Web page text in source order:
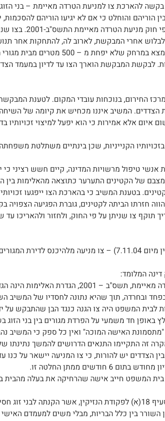
024016/04 י.א. נ' י.א. (לא פורסם, החלטה מיום 1.3.2005) – בקשה להארכת צו למניעת הטרדה מאיימת –
הוריהם והוחלט כי אם לא יגיעו הוריהם להסכמות,
הקטינים מהבית. במקביל, כנגד המשיב ניתן צו למניעת
אחרי המבקשת, לארוב לה, להתחקות אחר
ומעשיה או לפגוע בפרטיותה בכל דרך אחרת; ליצור קשר עם המבקשת; להימצא במרחק
לבקשת המבקשת הוארך הצו עד לדיון במעמד
החירום, בנוכחות עובדי המקום. לטענת
הצדדים. המשיב איננו מכחיש את קיומה של
אלא אמירות כי הוא יפעל למיצוי זכויותיו
הקנייניות, שכן בינתיים משתלטת
טיפול מרשויות המדינה, קיים חשש רציני
של הקטינים התערער כתוצאה מהאלימות בין
בטענת המשיב כי בהארכת הצו ייפגעו
חזרתו הביתה לקטינים, גוברת הפגיעה הצפויה
להאריך תוקף צו שניתן על פי החוק, ולחזור ולהאריכו
תמ"ש (כ"ס) 2141/03 בש"א 248/03 פלונית נ' פלוני (לא פורסם – פסק דין מיום 7.11.04) – צו מניעה
המלומד:
על פי החוק למניעת אלימות במשפחה תשנ"א – 1991 והחוק למניעת הטרדה מאיימת, תשס"ב – 2001, הגדרת
ובחרדה, תוך שהיא נתונה לחסדיו של המשיב
המשפט היה צו הגנה כנגד הבן שהתבקש על
חד משמעי על הפרדת מגורים בין בני הזוג
האישה המוכה" ואין כל ספק כי המשיב
זה התקיימו התנאים הדרושים להמשך נתינתו
הצדדים יש להורות, כי צו המניעה יישאר על כנו
ממתן החלטה זו.
סבא בית המשפט חייב אישה שהרחיקה את בעלה
בסעיף 3 לחוק הסדר התדיינויות בין בני זוג התשכ"ה- 1969 בוטלה הוראת סעיף 18(א) לפקודת הנזיקין, אשר
השורר בין כלל הבריות, מבלי משים למעמדם